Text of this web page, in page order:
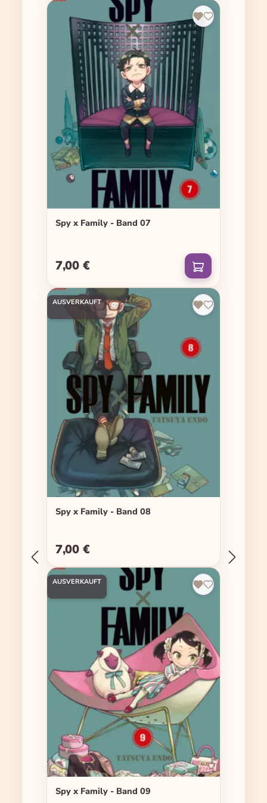
Spy x Family - Band 07
Regulärer Preis:
7,00 €
AUSVERKAUFT
Spy x Family - Band 08
Regulärer Preis:
7,00 €
AUSVERKAUFT
Spy x Family - Band 09